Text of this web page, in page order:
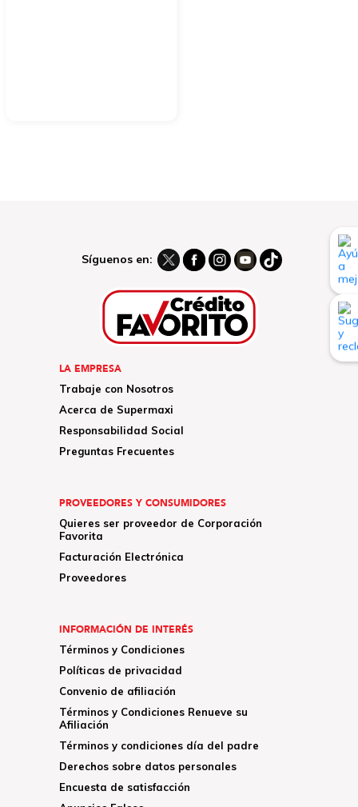
Síguenos en:
LA EMPRESA
Trabaje con Nosotros
Acerca de Supermaxi
Responsabilidad Social
Preguntas Frecuentes
PROVEEDORES Y CONSUMIDORES
Quieres ser proveedor de Corporación
Favorita
Facturación Electrónica
Proveedores
INFORMACIÓN DE INTERÉS
Términos y Condiciones
Políticas de privacidad
Convenio de afiliación
Términos y Condiciones Renueve su
Afiliación
Términos y condiciones día del padre
Derechos sobre datos personales
Encuesta de satisfacción